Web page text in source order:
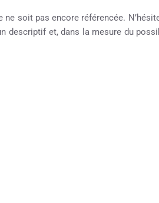
soit pas encore référencée.
descriptif et, dans la mesure du